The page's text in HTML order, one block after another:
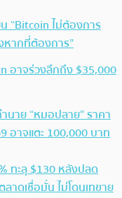
“Bitcoin ไม่ต้องการ
หากที่ต้องการ”
อาจร่วงลึกถึง $35,000
าย “หมอปลาย” ราคา
อาจแตะ 100,000 บาท
ทะลุ $130 หลังปลด
าดเชื่อมั่น ไม่โดนเทขาย